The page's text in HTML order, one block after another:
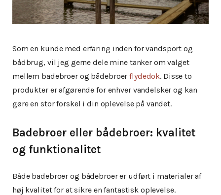
Som en kunde med erfaring inden for vandsport og
bådbrug, vil jeg gerne dele mine tanker om valget
mellem badebroer og bådebroerflydedok. Disse to
produkter er afgørende for enhver vandelsker og kan
gøre en stor forskel i din oplevelse på vandet.
Badebroer eller bådebroer: kvalitet
og funktionalitet
Både badebroer og bådebroer er udført i materialer af
høj kvalitet for at sikre en fantastisk oplevelse.